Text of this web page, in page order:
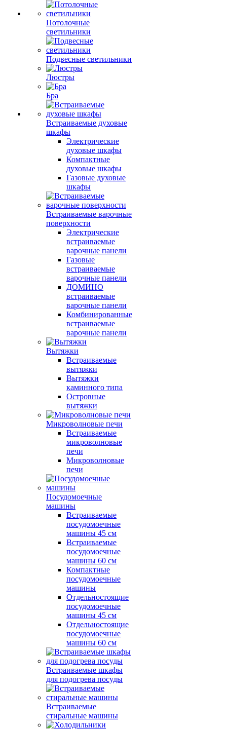
Потолочные
светильники
Подвесные светильники
Люстры
Бра
Встраиваемые духовые
шкафы
Электрические
духовые шкафы
Компактные
духовые шкафы
Газовые духовые
шкафы
Встраиваемые варочные
поверхности
Электрические
встраиваемые
варочные панели
Газовые
встраиваемые
варочные панели
ДОМИНО
встраиваемые
варочные панели
Комбинированные
встраиваемые
варочные панели
Вытяжки
Встраиваемые
вытяжки
Вытяжки
каминного типа
Островные
вытяжки
Микроволновые печи
Встраиваемые
микроволновые
печи
Микроволновые
печи
Посудомоечные
машины
Встраиваемые
посудомоечные
машины 45 см
Встраиваемые
посудомоечные
машины 60 см
Компактные
посудомоечные
машины
Отдельностоящие
посудомоечные
машины 45 см
Отдельностоящие
посудомоечные
машины 60 см
Встраиваемые шкафы
для подогрева посуды
Встраиваемые
стиральные машины